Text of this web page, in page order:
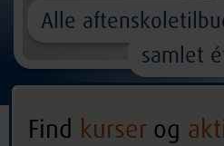
Alle
samlet
Find kurser og